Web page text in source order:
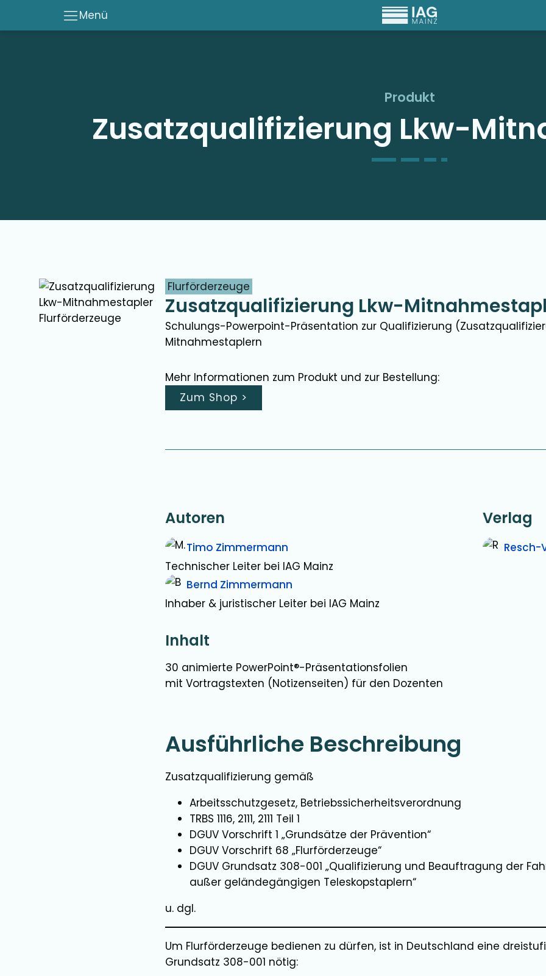
Menü
Produkt
Zusatzqualifizierung Lkw-
Flurförderzeuge
Zusatzqualifizierung Lkw-
Schulungs-Powerpoint-Präsentation zur Qualifizierung
Mitnahmestaplern
Mehr Informationen zum Produkt und zur Bestellung:
Zum Shop >
Autoren
Timo Zimmermann
Technischer Leiter bei IAG Mainz
Bernd Zimmermann
Inhaber & juristischer Leiter bei IAG Mainz
Verlag
Resch-
Inhalt
30 animierte PowerPoint®-Präsentationsfolien
mit Vortragstexten (Notizenseiten) für den Dozenten
Ausführliche Beschreibung
Zusatzqualifizierung gemäß
Arbeitsschutzgesetz, Betriebssicherheitsverordnung
TRBS 1116, 2111, 2111 Teil 1
DGUV Vorschrift 1 „Grundsätze der Prävention“
DGUV Vorschrift 68 „Flurförderzeuge“
DGUV Grundsatz 308-001 „Qualifizierung und Beauftragung der
außer geländegängigen Teleskopstaplern“
u. dgl.
Um Flurförderzeuge bedienen zu dürfen, ist in Deutschland eine
Grundsatz 308-001 nötig: